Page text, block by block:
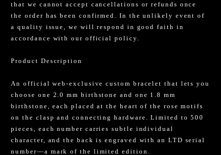
that we cannot accept cancellations or refunds once
the order has been confirmed. In the unlikely event of
a quality issue, we will respond in good faith in
accordance with our official policy.
Product Description
An official web-exclusive custom bracelet that lets you
choose one 2.0 mm birthstone and one 1.8 mm
birthstone, each placed at the heart of the rose motifs
on the clasp and connecting hardware. Limited to 500
pieces, each number carries subtle individual
character, and the back is engraved with an LTD serial
number—a mark of the limited edition.